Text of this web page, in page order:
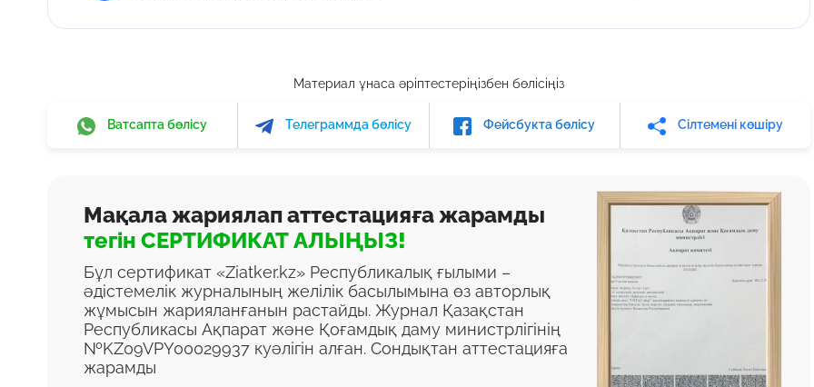
Материал ұнаса әріптестеріңізбен бөлісіңіз
Ватсапта бөлісу Телеграммда бөлісу Фейсбукта бөлісу Сілтемені көшіру
Мақала жариялап аттестацияға жарамды
тегін СЕРТИФИКАТ АЛЫҢЫЗ!
Бұл сертификат «Ziatker.kz» Республикалық ғылыми –
әдістемелік журналының желілік басылымына өз авторлық
жұмысын жарияланғанын растайды. Журнал Қазақстан
Республикасы Ақпарат және Қоғамдық даму министрлігінің
№KZ09VPY00029937 куәлігін алған. Сондықтан аттестацияға
жарамды